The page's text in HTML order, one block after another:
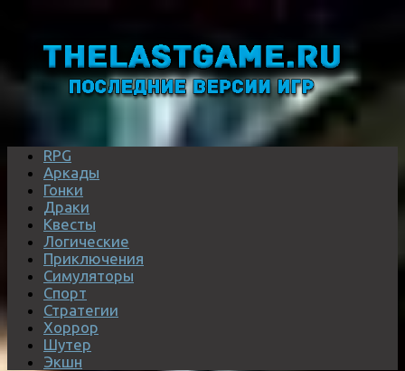
RPG
Аркады
Гонки
Драки
Квесты
Логические
Приключения
Симуляторы
Спорт
Стратегии
Хоррор
Шутер
Экшн